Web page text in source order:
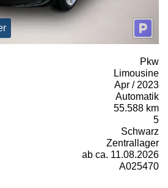
Pkw
Limousine
Apr / 2023
Automatik
55.588 km
5
Schwarz
Zentrallager
ab ca. 11.08.2026
A025470